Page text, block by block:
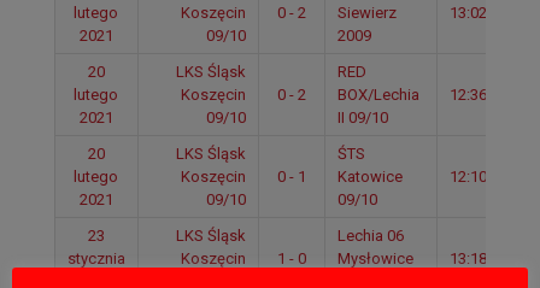
lutego
2021
Koszęcin
09/10
0 - 2
Siewierz
2009
13:02
20
lutego
2021
LKS Śląsk
Koszęcin
09/10
0 - 2
RED
BOX/Lechia
II 09/10
12:36
20
lutego
2021
LKS Śląsk
Koszęcin
09/10
0 - 1
ŚTS
Katowice
09/10
12:10
23
stycznia
LKS Śląsk
Koszęcin
1 - 0
Lechia 06
Mysłowice
13:18